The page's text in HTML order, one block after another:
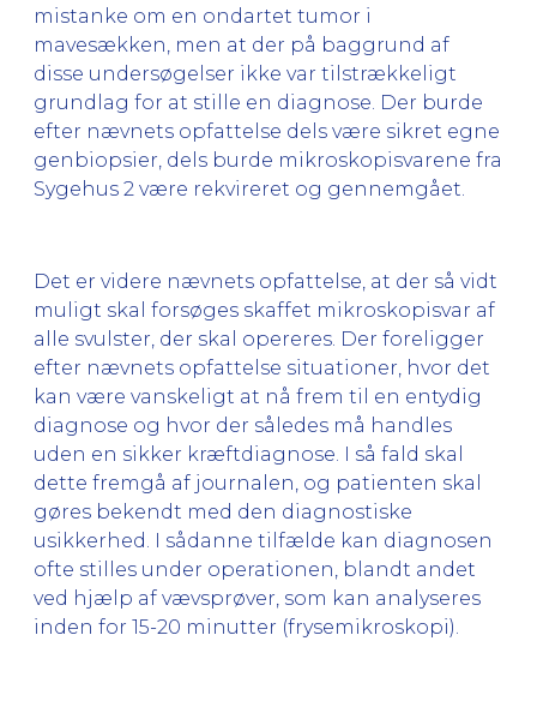
mistanke om en ondartet tumor i
mavesækken, men at der på baggrund af
disse undersøgelser ikke var tilstrækkeligt
grundlag for at stille en diagnose. Der burde
efter nævnets opfattelse dels være sikret egne
genbiopsier, dels burde mikroskopisvarene fra
Sygehus 2 være rekvireret og gennemgået.
Det er videre nævnets opfattelse, at der så vidt
muligt skal forsøges skaffet mikroskopisvar af
alle svulster, der skal opereres. Der foreligger
efter nævnets opfattelse situationer, hvor det
kan være vanskeligt at nå frem til en entydig
diagnose og hvor der således må handles
uden en sikker kræftdiagnose. I så fald skal
dette fremgå af journalen, og patienten skal
gøres bekendt med den diagnostiske
usikkerhed. I sådanne tilfælde kan diagnosen
ofte stilles under operationen, blandt andet
ved hjælp af vævsprøver, som kan analyseres
inden for 15-20 minutter (frysemikroskopi).